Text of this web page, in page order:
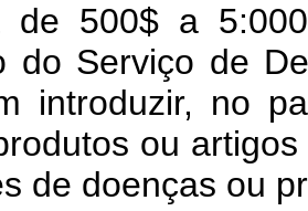
de 500$ a
do Serviço de
introduzir, no
ou
de doenças ou